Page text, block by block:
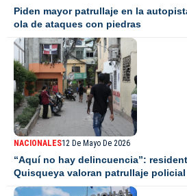
Piden mayor patrullaje en la
ola de ataques con piedras
NACIONALES12 De Mayo De 2026
“Aquí no hay delincuencia”:
Quisqueya valoran patrullaje policial